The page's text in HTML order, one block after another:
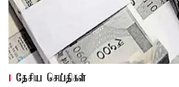
தேசிய செய்திகள்